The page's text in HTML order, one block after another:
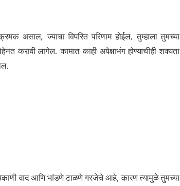
असाल, ज्याचा विपरित परिणाम होईल, तुम्हाला तुमच्या
करावी लागेल. कामात काही अपेक्षाभंग होण्याचीही शक्यता
वाद आणि भांडणे टाळणे गरजेचे आहे, कारण त्यामुळे तुमच्या